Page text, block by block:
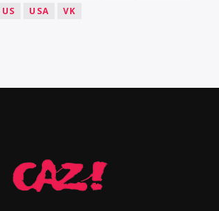
US USA VK